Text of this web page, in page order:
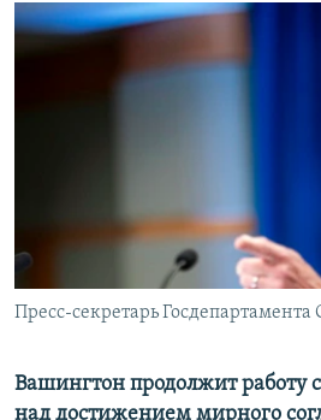
СПОРТ
Все сайты Радио Азатутюн
Пресс-секретарь
Вашингтон продолжит работу
над достижением мирного